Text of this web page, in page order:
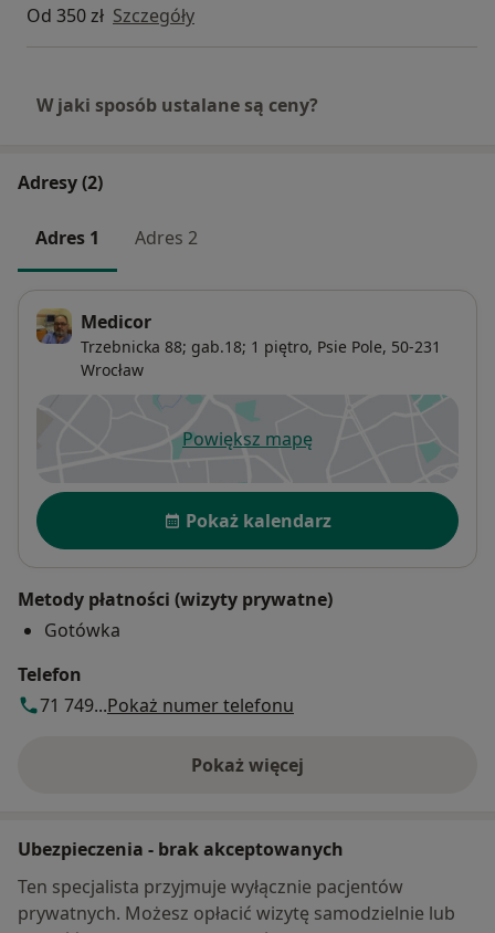
Od 350 zł Szczegóły
W jaki sposób ustalane są ceny?
Adresy (2)
Adres 1 Adres 2
Medicor
Trzebnicka 88; gab.18; 1 piętro, Psie Pole, 50-231
Wrocław
Powiększ mapęotwiera się w nowej karcie
Dostępność
Pokaż kalendarz
Metody płatności (wizyty prywatne)
Gotówka
Telefon
71 749...Pokaż numer telefonu
Pokaż więcej
o adresie
Ubezpieczenia - brak akceptowanych
Ten specjalista przyjmuje wyłącznie pacjentów
prywatnych. Możesz opłacić wizytę samodzielnie lub